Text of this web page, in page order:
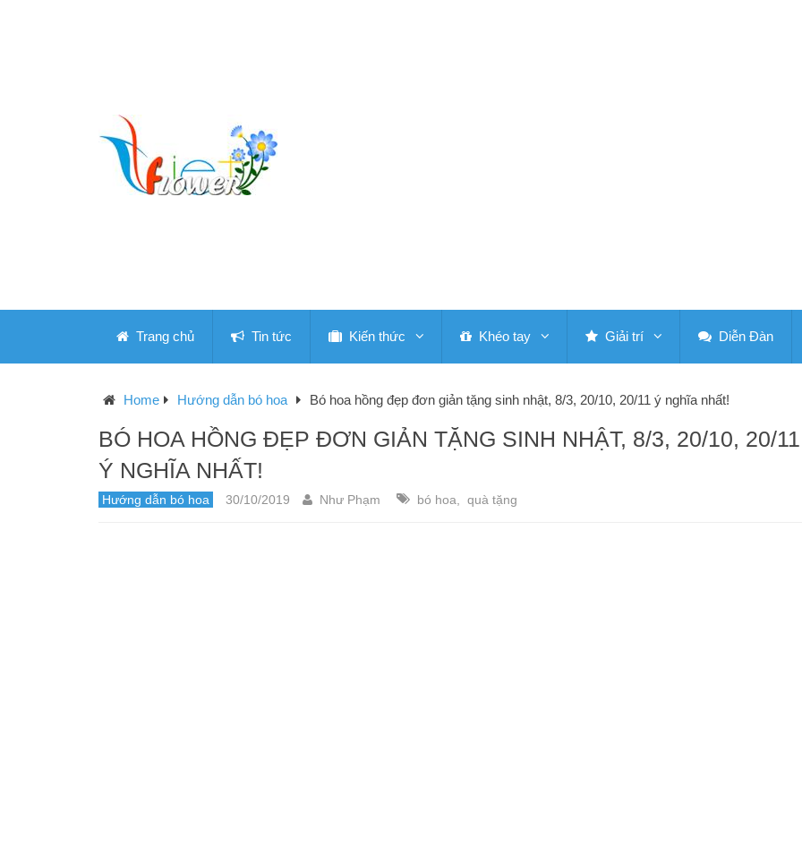
Trang chủ Tin tức Kiến thức Khéo tay Giải trí Diễn Đàn
Home Hướng dẫn bó hoa Bó hoa hồng đẹp đơn giản tặng sinh nhật, 8/3, 20/10, 20/11 ý nghĩa nhất!
BÓ HOA HỒNG ĐẸP ĐƠN GIẢN TẶNG SINH NHẬT, 8/3, 20/10, 20/11
Ý NGHĨA NHẤT!
Hướng dẫn bó hoa 30/10/2019 Như Phạm bó hoa quà tặng